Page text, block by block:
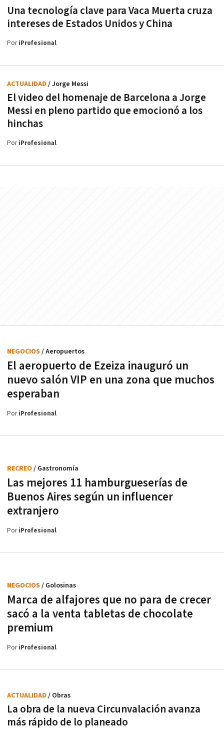
Una tecnología clave para Vaca Muerta cruza
intereses de Estados Unidos y China
PoriProfesional
El video del homenaje de Barcelona a Jorge
Messi en pleno partido que emocionó a los
hinchas
ACTUALIDAD / Jorge Messi
PoriProfesional
El aeropuerto de Ezeiza inauguró un
nuevo salón VIP en una zona que muchos
esperaban
NEGOCIOS / Aeropuertos
PoriProfesional
Las mejores 11 hamburgueserías de
Buenos Aires según un influencer
extranjero
RECREO / Gastronomía
PoriProfesional
Marca de alfajores que no para de crecer
sacó a la venta tabletas de chocolate
premium
NEGOCIOS / Golosinas
PoriProfesional
La obra de la nueva Circunvalación avanza
más rápido de lo planeado
ACTUALIDAD / Obras